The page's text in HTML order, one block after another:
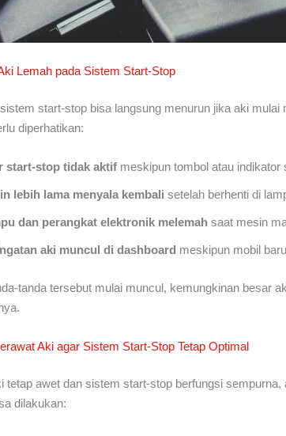
Lemah pada Sistem Start-Stop
start-stop bisa langsung menurun jika aki mulai
diperhatikan:
start-stop tidak aktif meskipun tombol atau indikator
lebih lama menyala kembali setelah berhenti di
dan perangkat elektronik melemah saat mesin
aki muncul di dashboard meskipun mobil
tanda tersebut mulai muncul, kemungkinan besar
Aki agar Sistem Start-Stop Tetap Optimal
tetap awet dan sistem start-stop berfungsi sempurna,
dilakukan: